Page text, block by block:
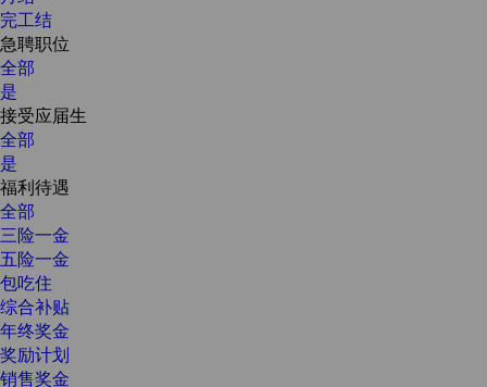
完工结
急聘职位
全部
是
接受应届生
全部
是
福利待遇
全部
三险一金
五险一金
包吃住
综合补贴
年终奖金
奖励计划
销售奖金